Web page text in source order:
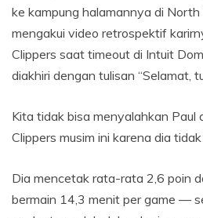
ke kampung halamannya di North
mengakui video retrospektif
Clippers saat timeout di Intuit
diakhiri dengan tulisan “Selamat,
Kita tidak bisa menyalahkan Paul
Clippers musim ini karena dia
Dia mencetak rata-rata 2,6 poin
bermain 14,3 menit per game —